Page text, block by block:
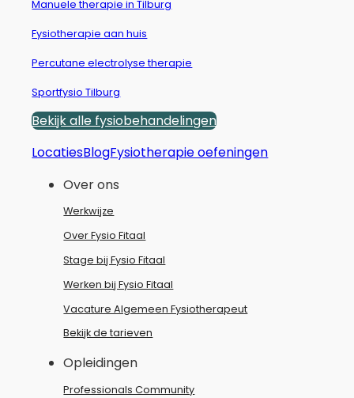
Manuele therapie in Tilburg
Fysiotherapie aan huis
Percutane electrolyse therapie
Sportfysio Tilburg
Bekijk alle fysiobehandelingen
LocatiesBlogFysiotherapie oefeningen
Over ons
Werkwijze
Over Fysio Fitaal
Stage bij Fysio Fitaal
Werken bij Fysio Fitaal
Vacature Algemeen Fysiotherapeut
Bekijk de tarieven
Opleidingen
Professionals Community